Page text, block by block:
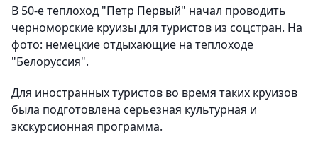
В 50-е теплоход "Петр Первый" начал проводить
черноморские кру­изы для туристов из соцстран. На
фото: немецкие отдыхающие на теплоходе
"Белоруссия".
Для иностранных туристов во время таких круизов
была подготовлена серьезная культурная и
экскурсионная программа.